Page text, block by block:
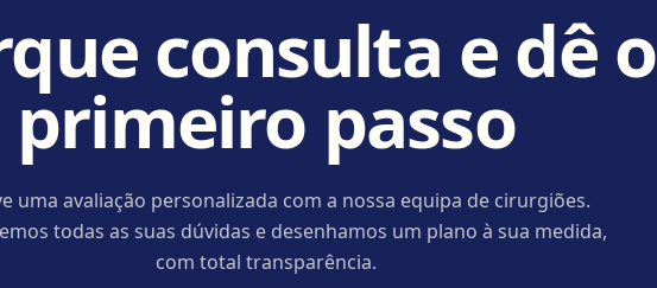
consulta e dê o
primeiro passo
uma avaliação personalizada com a nossa equipa de cirurgiões.
todas as suas dúvidas e desenhamos um plano à sua medida,
com total transparência.